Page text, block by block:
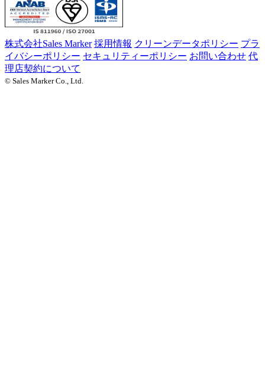
株式会社Sales Marker 採用情報 クリーンデータポリシー プラ
イバシーポリシー セキュリティーポリシー お問い合わせ 代
理店契約について
© Sales Marker Co., Ltd.